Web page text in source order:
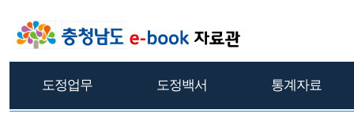
도정업무 도정백서 통계자료